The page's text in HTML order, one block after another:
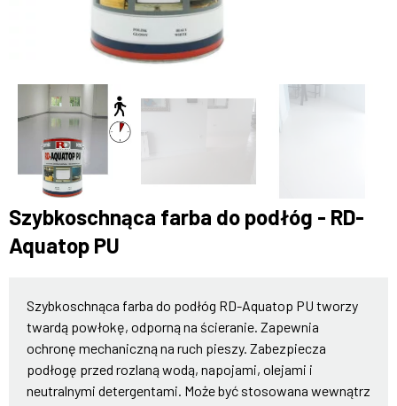
Szybkoschnąca farba do podłóg - RD-
Aquatop PU
Szybkoschnąca farba do podłóg RD-Aquatop PU tworzy
twardą powłokę, odporną na ścieranie. Zapewnia
ochronę mechaniczną na ruch pieszy. Zabezpiecza
podłogę przed rozlaną wodą, napojami, olejami i
neutralnymi detergentami. Może być stosowana wewnątrz